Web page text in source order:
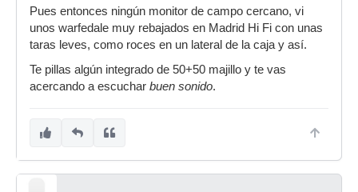
Pues entonces ningún monitor de campo cercano, vi
unos warfedale muy rebajados en Madrid Hi Fi con unas
taras leves, como roces en un lateral de la caja y así.
Te pillas algún integrado de 50+50 majillo y te vas
acercando a escuchar buen sonido.